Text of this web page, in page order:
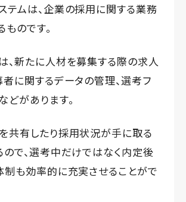
テムは、企業の採用に関する業務
のです。
、新たに人材を募集する際の求人
者に関するデータの管理、選考フ
どがあります。
共有したり採用状況が手に取る
ので、選考中だけではなく内定後
制も効率的に充実させることがで